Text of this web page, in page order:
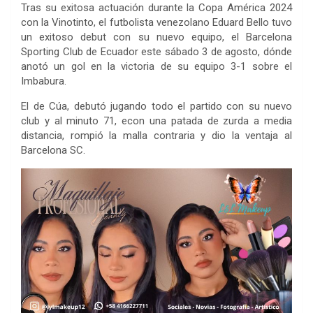
Tras su exitosa actuación durante la Copa América 2024
con la Vinotinto, el futbolista venezolano Eduard Bello tuvo
un exitoso debut con su nuevo equipo, el Barcelona
Sporting Club de Ecuador este sábado 3 de agosto, dónde
anotó un gol en la victoria de su equipo 3-1 sobre el
Imbabura.
El de Cúa, debutó jugando todo el partido con su nuevo
club y al minuto 71, econ una patada de zurda a media
distancia, rompió la malla contraria y dio la ventaja al
Barcelona SC.